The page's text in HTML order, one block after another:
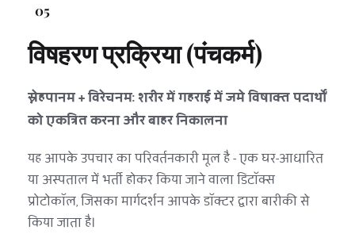
05
विषहरण प्रक्रिया (पंचकर्म)
स्नेहपानम + विरेचनम: शरीर में गहराई में जमे विषाक्त पदार्थों
को एकत्रित करना और बाहर निकालना
यह आपके उपचार का परिवर्तनकारी मूल है - एक घर-आधारित
या अस्पताल में भर्ती होकर किया जाने वाला डिटॉक्स
प्रोटोकॉल, जिसका मार्गदर्शन आपके डॉक्टर द्वारा बारीकी से
किया जाता है।